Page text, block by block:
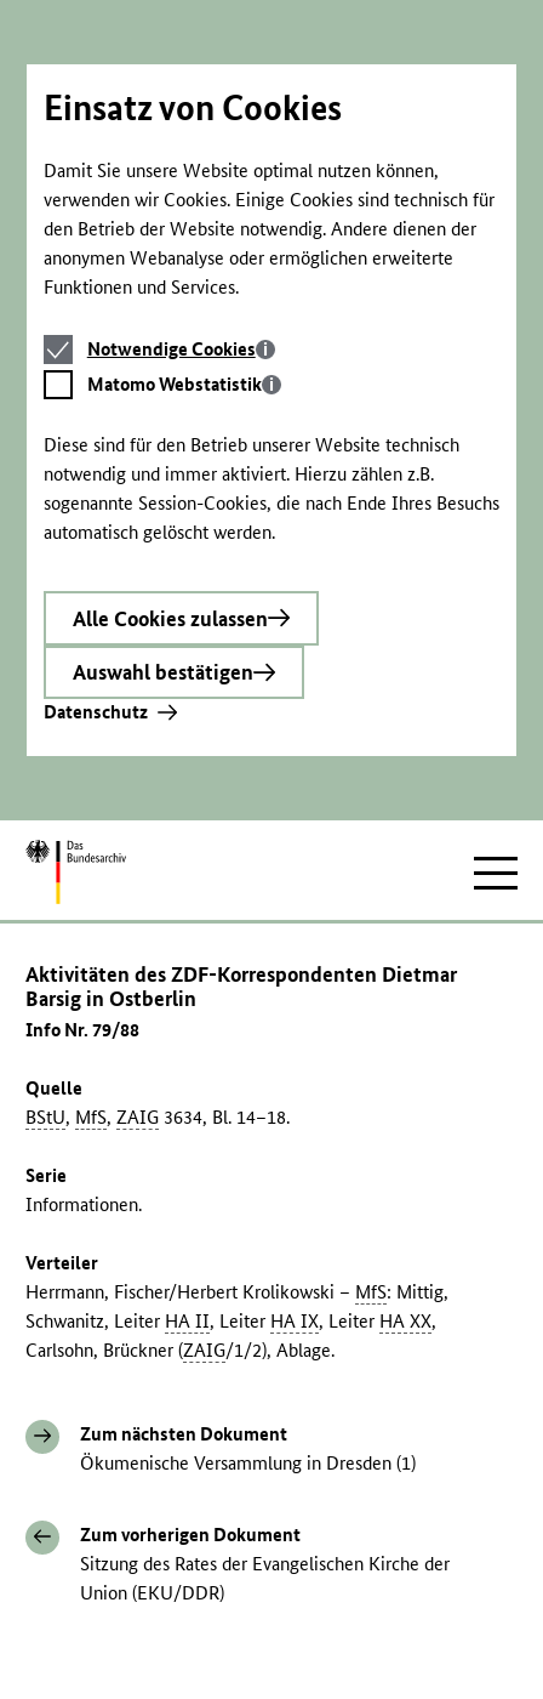
Einsatz von Cookies
Damit Sie unsere Website optimal nutzen können,
verwenden wir Cookies. Einige Cookies sind technisch für
den Betrieb der Website notwendig. Andere dienen der
anonymen Webanalyse oder ermöglichen erweiterte
Funktionen und Services.
Notwendige
Cookies
Notwendige Cookies
Matomo
Webstatistik
Matomo Webstatistik
Diese sind für den Betrieb unserer Website technisch
notwendig und immer aktiviert. Hierzu zählen z.B.
sogenannte Session-Cookies, die nach Ende Ihres Besuchs
automatisch gelöscht werden.
Alle Cookies zulassen
Auswahl bestätigen
Datenschutz
Zur
Aktivitäten des ZDF-Korrespondenten Dietmar
Barsig in Ostberlin
Info Nr. 79/88
Quelle
BStU, MfS,ZAIG 3634, Bl. 14–18.
Serie
Informationen.
Verteiler
Herrmann, Fischer/Herbert Krolikowski – MfS: Mittig,
Schwanitz, Leiter HA II, Leiter HA IX, Leiter HA XX,
Carlsohn, Brückner (ZAIG/1/2), Ablage.
Zum nächsten Dokument
Ökumenische Versammlung in Dresden (1)
Zum vorherigen Dokument
Sitzung des Rates der Evangelischen Kirche der
Union (EKU/DDR)